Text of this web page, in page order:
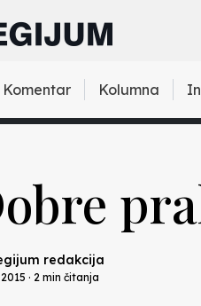
Komentar Kolumna
redakcija
· 2 min čitanja